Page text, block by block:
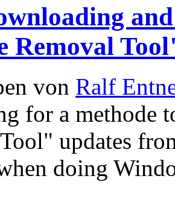
Removal
von Ralf
for a methode
updates
doing